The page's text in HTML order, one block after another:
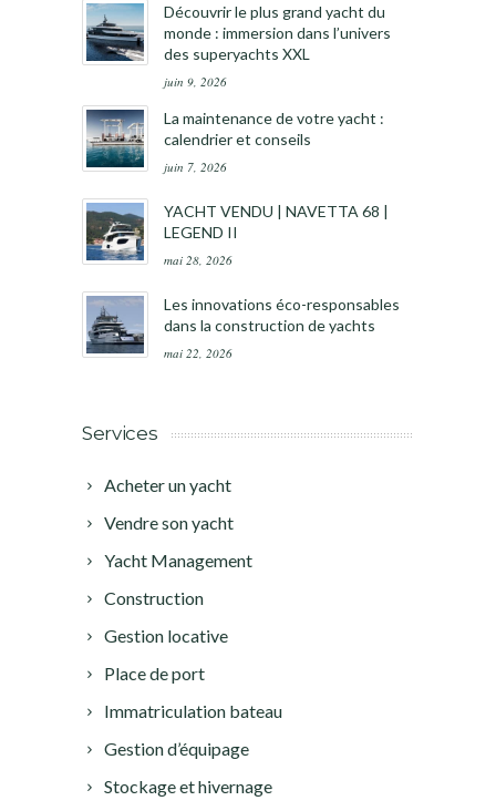
Découvrir le plus grand yacht du
monde : immersion dans l’univers
des superyachts XXL
juin 9, 2026
La maintenance de votre yacht :
calendrier et conseils
juin 7, 2026
YACHT VENDU | NAVETTA 68 |
LEGEND II
mai 28, 2026
Les innovations éco-responsables
dans la construction de yachts
mai 22, 2026
Services
Acheter un yacht
Vendre son yacht
Yacht Management
Construction
Gestion locative
Place de port
Immatriculation bateau
Gestion d’équipage
Stockage et hivernage